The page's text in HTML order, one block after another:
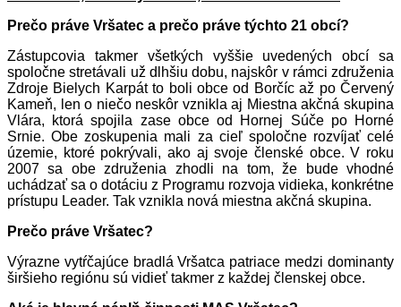
Prečo práve Vršatec a prečo práve týchto 21 obcí?
Zástupcovia takmer všetkých vyššie uvedených obcí sa
spoločne stretávali už dlhšiu dobu, najskôr v rámci združenia
Zdroje Bielych Karpát to boli obce od Borčíc až po Červený
Kameň, len o niečo neskôr vznikla aj Miestna akčná skupina
Vlára, ktorá spojila zase obce od Hornej Súče po Horné
Srnie. Obe zoskupenia mali za cieľ spoločne rozvíjať celé
územie, ktoré pokrývali, ako aj svoje členské obce. V roku
2007 sa obe združenia zhodli na tom, že bude vhodné
uchádzať sa o dotáciu z Programu rozvoja vidieka, konkrétne
prístupu Leader. Tak vznikla nová miestna akčná skupina.
Prečo práve Vršatec?
Výrazne vytŕčajúce bradlá Vršatca patriace medzi dominanty
širšieho regiónu sú vidieť takmer z každej členskej obce.